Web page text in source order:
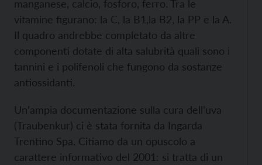
manganese, calcio, fosforo, ferro. Tra le
vitamine figurano: la C, la B1,la B2, la PP e la A.
Il quadro andrebbe completato da altre
componenti dotate di alta salubrità quali sono i
tannini e i polifenoli che fungono da sostanze
antiossidanti.
Un’ampia documentazione sulla cura dell’uva
(Traubenkur) ci è stata fornita da Ingarda
Trentino Spa. Citiamo da un opuscolo a
carattere informativo del 2001: si tratta di un